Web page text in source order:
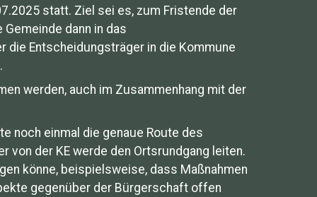
statt. Ziel sei es, zum Fristende der
dann in das
Entscheidungsträger in die Kommune
werden, auch im Zusammenhang mit der
noch einmal die genaue Route des
von der KE werde den Ortsrundgang leiten.
könne, beispielsweise, dass Maßnahmen
gegenüber der Bürgerschaft offen